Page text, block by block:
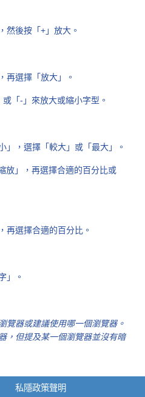
然後按「+」放大。
再選擇「放大」。
「-」來放大或縮小字型。
」，選擇「較大」或「最大」。
放」，再選擇合適的百分比或
再選擇合適的百分比。
」。
覽器或建議使用哪一個瀏覽器。
，但提及某一個瀏覽器並沒有暗
私隱政策聲明